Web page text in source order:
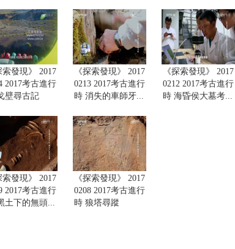
索發現》 2017
2017考古進行
壁尋古記
《探索發現》 2017
0213 2017考古進行
時 消失的車師牙...
《探索發現》 2017
0212 2017考古進行
時 海昏侯大墓考...
索發現》 2017
2017考古進行
土下的無頭...
《探索發現》 2017
0208 2017考古進行
時 狼塔尋蹤